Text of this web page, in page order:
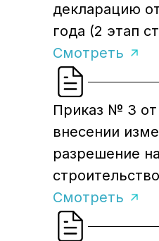
декларацию
года (2 этап
Смотреть
Приказ № 3 от
внесении
разрешение на
Смотреть